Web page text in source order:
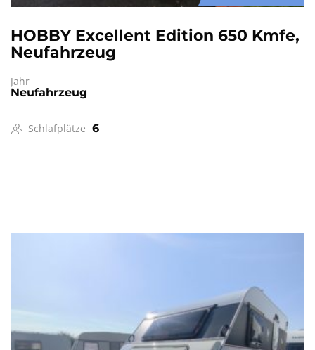
HOBBY Excellent Edition 650 Kmfe,
Neufahrzeug
Jahr
Neufahrzeug
Schlafplätze 6